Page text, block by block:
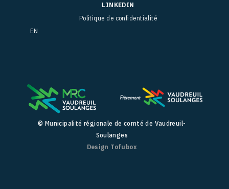
LINKEDIN
Politique de confidentialité
EN
© Municipalité régionale de comté de Vaudreuil-
Soulanges
Design Tofubox